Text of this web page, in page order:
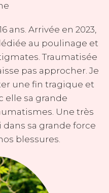
ans. Arrivée en 2023,
au poulinage et
Traumatisée
pas approcher. Je
une fin tragique et
elle sa grande
Une très
sa grande force
blessures.